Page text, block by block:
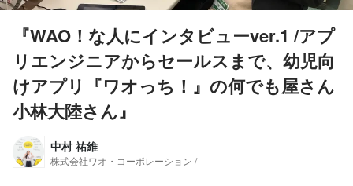
『WAO！な人にインタビューver.1 /アプ
リエンジニアからセールスまで、幼児向
けアプリ『ワオっち！』の何でも屋さん
小林大陸さん』
中村 祐維
株式会社ワオ・コーポレーション /